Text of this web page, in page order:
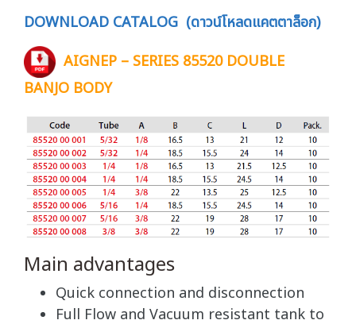
DOWNLOAD CATALOG (ดาวน์โหลดแคตตาล็อก)
AIGNEP – SERIES 85520 DOUBLE
BANJO BODY
Main advantages
Quick connection and disconnection
Full Flow and Vacuum resistant tank to